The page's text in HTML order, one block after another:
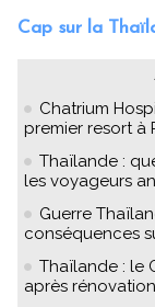
Cap sur la
Chatrium
premier resort à
Thaïlande :
les voyageurs
Guerre
conséquences
Thaïlande : le
après rénovation